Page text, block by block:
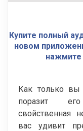
Купите полный
новом
нажмите
Как только вы
поразит
свойственная
вас удивит